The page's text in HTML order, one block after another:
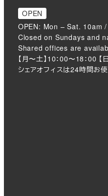
OPEN
OPEN: Mon – Sat. 10am
Closed on Sundays and
Shared offices are
【月〜土】10：00〜18：00 【
シェアオフィスは24時間お